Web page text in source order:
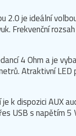
2.0 je ideální
Frekvenční
4 Ohm a je
Atraktivní LED
k dispozici AUX
USB s napětím